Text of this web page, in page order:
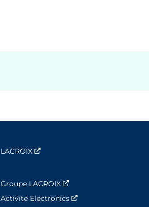
LACROIX Nouvelle fenêtre
Groupe LACROIX
Nouvelle fenêtre
Activité Electronics
Nouvelle fenêtre